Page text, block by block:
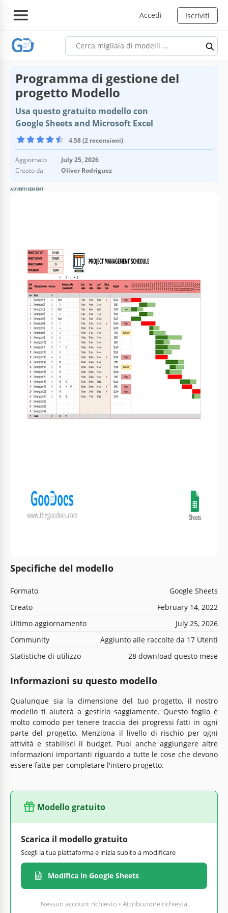
Accedi Iscriviti
Programma di gestione del
progetto Modello
Usa questo gratuito modello con
Google Sheets and Microsoft Excel
4.58 (2 recensioni)
Aggiornato
July 25, 2026
Creato da
Oliver Rodriguez
ADVERTISEMENT
Specifiche del modello
Formato
Google Sheets
Creato
February 14, 2022
Ultimo aggiornamento
July 25, 2026
Community
Aggiunto alle raccolte da 17 Utenti
Statistiche di utilizzo
28 download questo mese
Informazioni su questo modello
Qualunque sia la dimensione del tuo progetto, il nostro
modello ti aiuterà a gestirlo saggiamente. Questo foglio è
molto comodo per tenere traccia dei progressi fatti in ogni
parte del progetto. Menziona il livello di rischio per ogni
attività e stabilisci il budget. Puoi anche aggiungere altre
informazioni importanti riguardo a tutte le cose che devono
essere fatte per completare l'intero progetto.
Modello gratuito
Scarica il modello gratuito
Scegli la tua piattaforma e inizia subito a modificare
Modifica in Google Sheets
Nessun account richiesto • Attribuzione richiesta